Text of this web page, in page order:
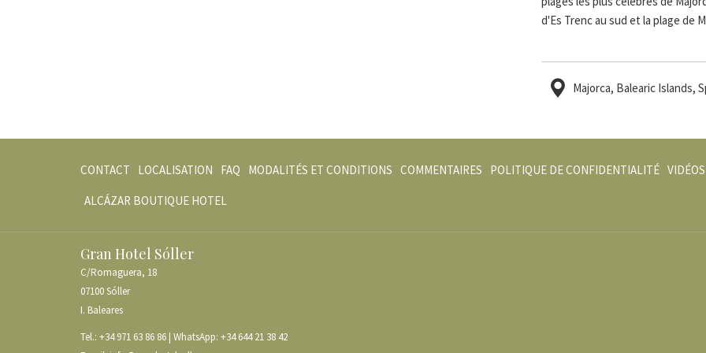
d'Es Trenc au sud et la plage de
Majorca, Balearic Islands,
CONTACT OUVRIR
UN
ONGLET
LOCALISATION OUVRIR
UN
FAQ MODALITÉS ET CONDITIONS COMMENTAIRES POLITIQUE DE CONFIDENTIALITÉ VIDÉOS
ALCÁZAR BOUTIQUE HOTEL
Gran Hotel Sóller
C/Romaguera, 18
07100 Sóller
I. Baleares
Tel.: +34 971 63 86 86 | WhatsApp: +34 644 21 38 42